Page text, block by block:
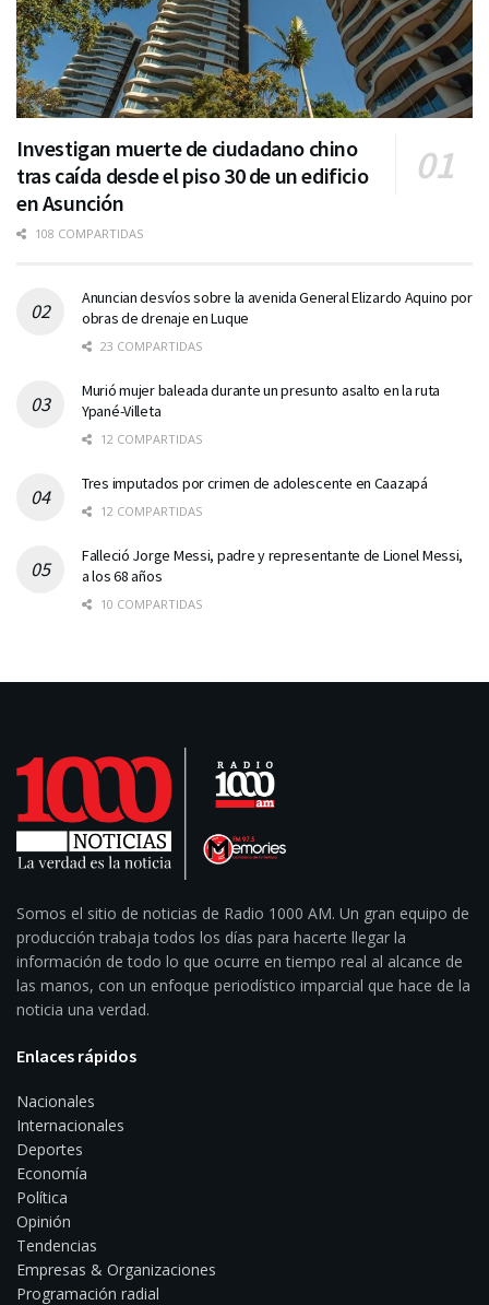
Investigan muerte de ciudadano chino
tras caída desde el piso 30 de un edificio
en Asunción
108 COMPARTIDAS
Anuncian desvíos sobre la avenida General Elizardo Aquino por
obras de drenaje en Luque
23 COMPARTIDAS
Murió mujer baleada durante un presunto asalto en la ruta
Ypané-Villeta
12 COMPARTIDAS
Tres imputados por crimen de adolescente en Caazapá
12 COMPARTIDAS
Falleció Jorge Messi, padre y representante de Lionel Messi,
a los 68 años
10 COMPARTIDAS
Somos el sitio de noticias de Radio 1000 AM. Un gran equipo de
producción trabaja todos los días para hacerte llegar la
información de todo lo que ocurre en tiempo real al alcance de
las manos, con un enfoque periodístico imparcial que hace de la
noticia una verdad.
Enlaces rápidos
Nacionales
Internacionales
Deportes
Economía
Política
Opinión
Tendencias
Empresas & Organizaciones
Programación radial